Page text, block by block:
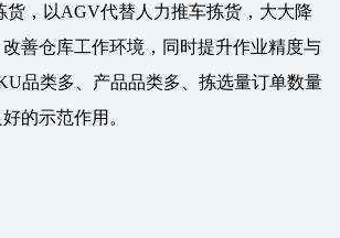
货，以AGV代替人力推车拣货，大大降
善仓库工作环境，同时提升作业精度与
品类多、产品品类多、拣选量订单数量
的示范作用。